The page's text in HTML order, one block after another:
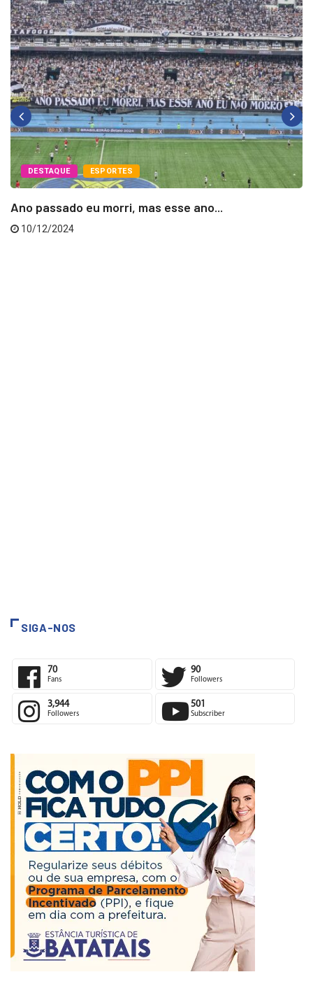
DESTAQUE ESPORTES
Ano passado eu morri, mas esse ano...
10/12/2024
SIGA-NOS
70 90
3,944 501